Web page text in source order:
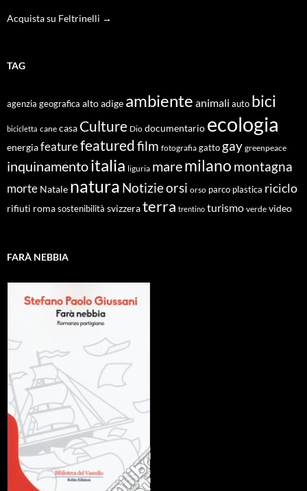
Acquista su Feltrinelli →
TAG
agenzia geografica alto adige ambiente animali auto bici
bicicletta cane casa Culture Dio documentario ecologia
energiafeaturefeaturedfilm fotografia gatto gay greenpeace
inquinamentoitalia liguria maremilano montagna
morte Natale natura Notizieorsi orso parco plastica riciclo
rifiuti roma sostenibilità svizzeraterra trentino turismo verde video
FARÀ NEBBIA